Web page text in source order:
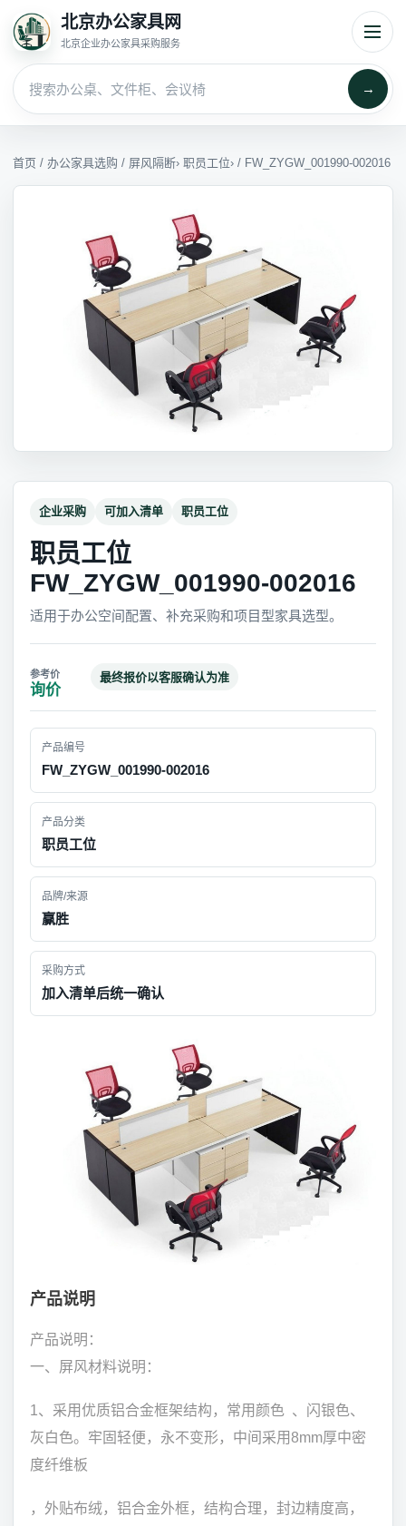
北京办公家具网
北京企业办公家具采购服务
→
首页 / 办公家具选购 / 屏风隔断› 职员工位› / FW_ZYGW_001990-002016
企业采购 可加入清单 职员工位
职员工位
FW_ZYGW_001990-002016
适用于办公空间配置、补充采购和项目型家具选型。
询价
最终报价以客服确认为准
产品编号
FW_ZYGW_001990-002016
产品分类
职员工位
品牌/来源
赢胜
采购方式
加入清单后统一确认
产品说明
产品说明：
一、屏风材料说明：
1、采用优质铝合金框架结构，常用颜色 、闪银色、
灰白色。牢固轻便，永不变形，中间采用8mm厚中密
度纤维板
，外贴布绒，铝合金外框，结构合理，封边精度高，